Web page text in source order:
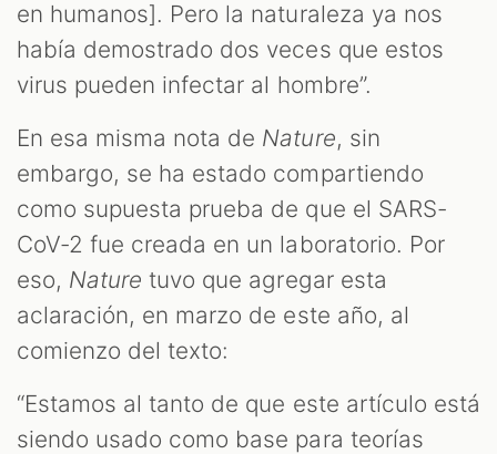
en humanos]. Pero la naturaleza ya nos
había demostrado dos veces que estos
virus pueden infectar al hombre”.
En esa misma nota de Nature, sin
embargo, se ha estado compartiendo
como supuesta prueba de que el SARS-
CoV-2 fue creada en un laboratorio. Por
eso, Nature tuvo que agregar esta
aclaración, en marzo de este año, al
comienzo del texto:
“Estamos al tanto de que este artículo está
siendo usado como base para teorías